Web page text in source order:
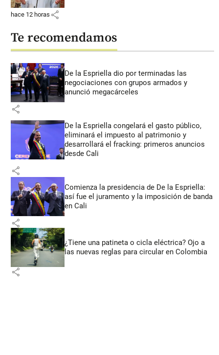
hace 12 horas share
Te recomendamos
De la Espriella dio por terminadas las
negociaciones con grupos armados y
anunció megacárceles
share
De la Espriella congelará el gasto público,
eliminará el impuesto al patrimonio y
desarrollará el fracking: primeros anuncios
desde Cali
share
Comienza la presidencia de De la Espriella:
así fue el juramento y la imposición de banda
en Cali
share
¿Tiene una patineta o cicla eléctrica? Ojo a
las nuevas reglas para circular en Colombia
share